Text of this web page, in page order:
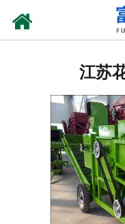
江苏